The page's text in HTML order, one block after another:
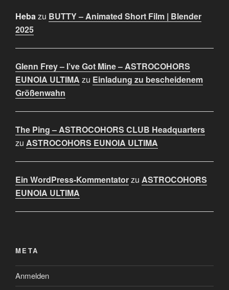
Hebazu BUTTY – Animated Short Film | Blender
2025
Glenn Frey – I’ve Got Mine – ASTROCOHORS
EUNOIA ULTIMA zu Einladung zu bescheidenem
Größenwahn
The Ping – ASTROCOHORS CLUB Headquarters
zu ASTROCOHORS EUNOIA ULTIMA
Ein WordPress-Kommentatorzu ASTROCOHORS
EUNOIA ULTIMA
META
Anmelden